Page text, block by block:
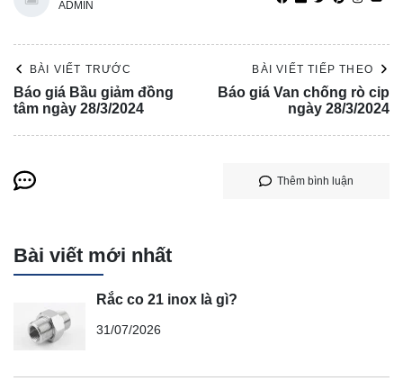
ADMIN
BÀI VIẾT TRƯỚC
Báo giá Bầu giảm đồng
tâm ngày 28/3/2024
BÀI VIẾT TIẾP THEO
Báo giá Van chống rò cip
ngày 28/3/2024
Thêm bình luận
Bài viết mới nhất
Rắc co 21 inox là gì?
31/07/2026